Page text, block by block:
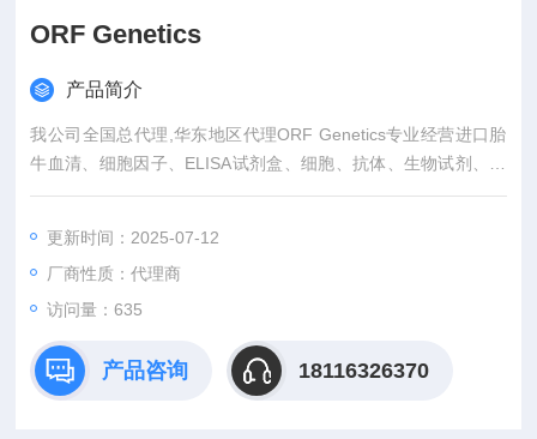
ORF Genetics
产品简介
我公司全国总代理,华东地区代理ORF Genetics专业经营进口胎
牛血清、细胞因子、ELISA试剂盒、细胞、抗体、生物试剂、耗
材、培养基、一抗、二抗、其产品吸附均匀，吸附性好，空白值
更新时间：2025-07-12
厂商性质：代理商
访问量：635
产品咨询 18116326370